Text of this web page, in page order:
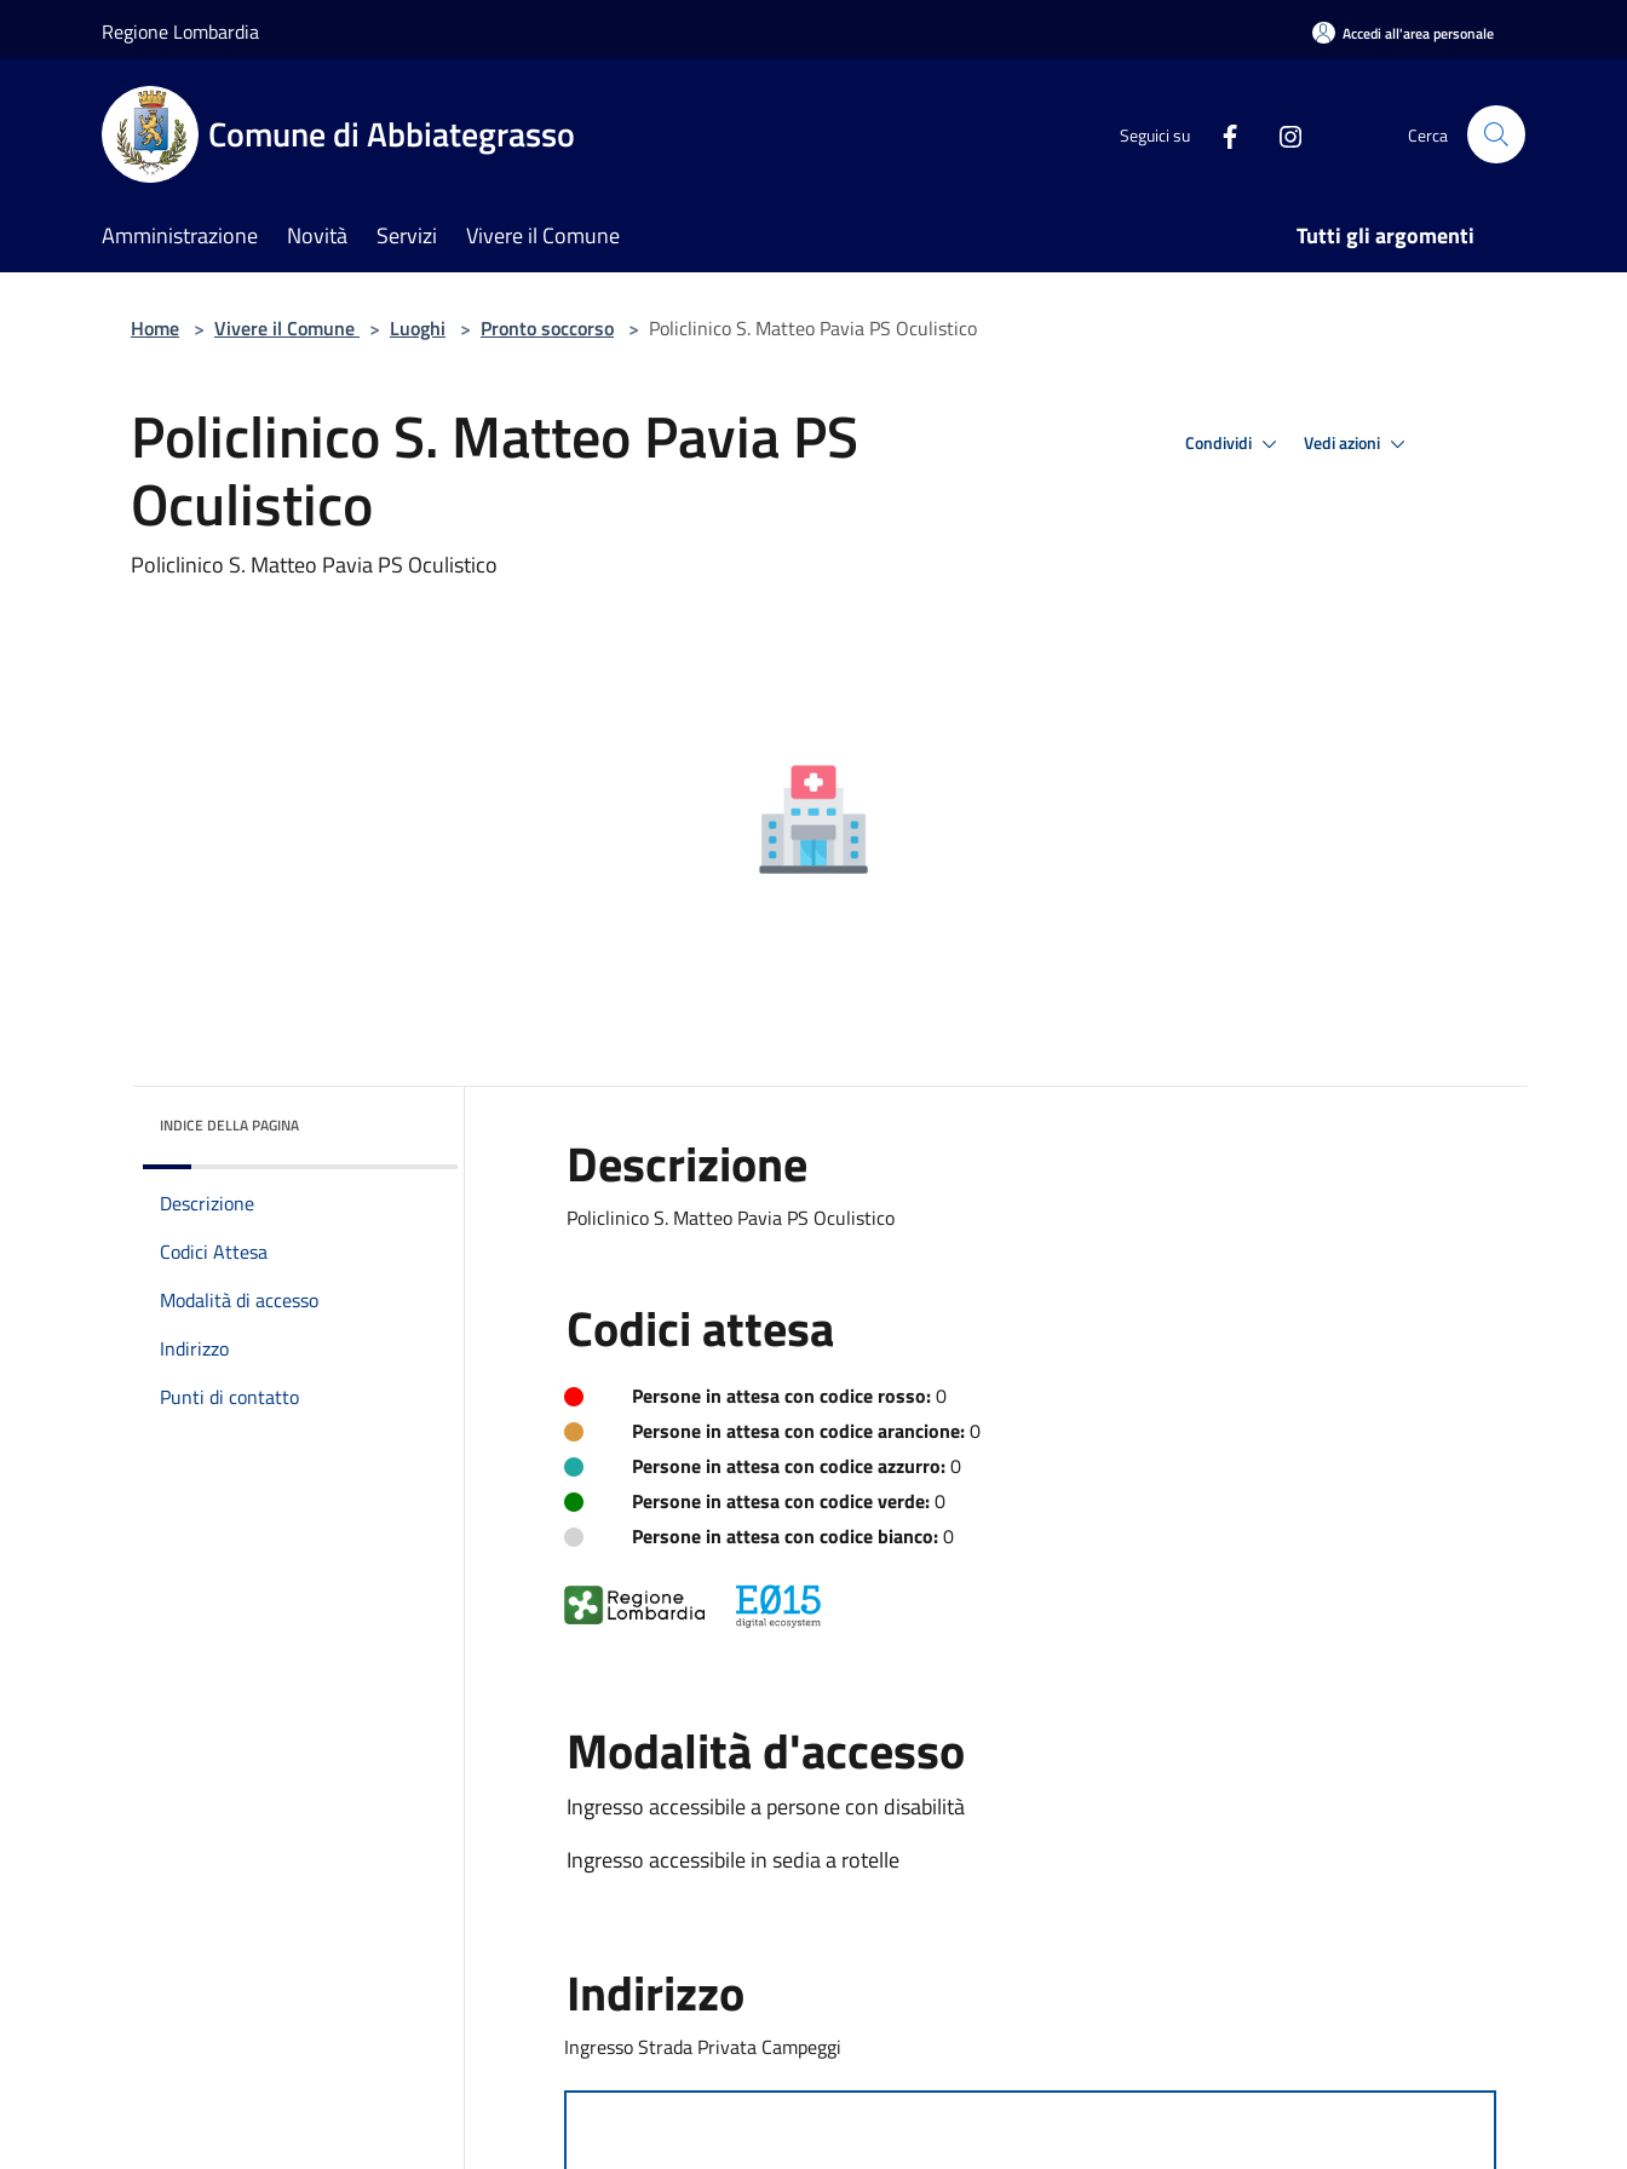
Regione Lombardia Accedi all'area personale
Comune di Abbiategrasso Seguici su Cerca
Amministrazione Novità Servizi Vivere il Comune Tutti gli argomenti
Home > Vivere il Comune > Luoghi > Pronto soccorso > Policlinico S. Matteo Pavia PS Oculistico
Policlinico S. Matteo Pavia PS
Oculistico
Policlinico S. Matteo Pavia PS Oculistico
Condividi Vedi azioni
INDICE DELLA PAGINA
Descrizione
Codici Attesa
Modalità di accesso
Indirizzo
Punti di contatto
Descrizione
Policlinico S. Matteo Pavia PS Oculistico
Codici attesa
Persone in attesa con codice rosso:0
Persone in attesa con codice arancione:0
Persone in attesa con codice azzurro:0
Persone in attesa con codice verde:0
Persone in attesa con codice bianco:0
Modalità d'accesso
Ingresso accessibile a persone con disabilità
Ingresso accessibile in sedia a rotelle
Indirizzo
Ingresso Strada Privata Campeggi